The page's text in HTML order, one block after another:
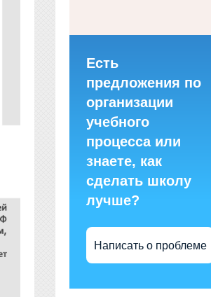
Есть
предложения по
организации
учебного
процесса или
знаете, как
сделать школу
лучше?
Написать о проблеме